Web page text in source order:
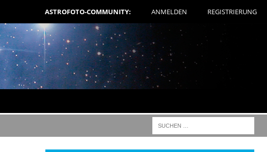
ASTROFOTO-COMMUNITY: ANMELDEN REGISTRIERUNG